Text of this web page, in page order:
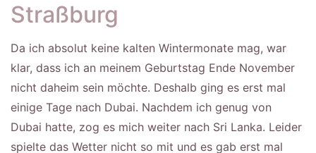
Straßburg
Da ich absolut keine kalten Wintermonate mag, war
klar, dass ich an meinem Geburtstag Ende November
nicht daheim sein möchte. Deshalb ging es erst mal
einige Tage nach Dubai. Nachdem ich genug von
Dubai hatte, zog es mich weiter nach Sri Lanka. Leider
spielte das Wetter nicht so mit und es gab erst mal